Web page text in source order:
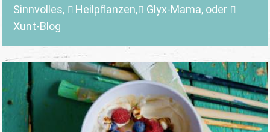
Sinnvolles, Heilpflanzen, Glyx-Mama,oder
Xunt-Blog